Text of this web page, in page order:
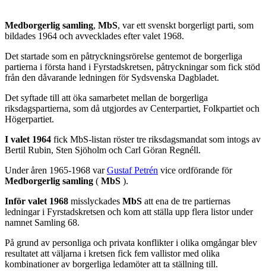
Medborgerlig samling, MbS, var ett svenskt borgerligt parti, som
bildades 1964 och avvecklades efter valet 1968.
Det startade som en påtryckningsrörelse gentemot de borgerliga
partierna i första hand i Fyrstadskretsen, påtryckningar som fick stöd
från den dåvarande ledningen för Sydsvenska Dagbladet.
Det syftade till att öka samarbetet mellan de borgerliga
riksdagspartierna, som då utgjordes av Centerpartiet, Folkpartiet och
Högerpartiet.
I valet 1964 fick MbS-listan röster tre riksdagsmandat som intogs av
Bertil Rubin, Sten Sjöholm och Carl Göran Regnéll.
Under åren 1965-1968 varGustaf Petrén vice ordförande för
Medborgerlig samling ( MbS ).
Inför valet 1968 misslyckades MbS att ena de tre partiernas
ledningar i Fyrstadskretsen och kom att ställa upp flera listor under
namnet Samling 68.
På grund av personliga och privata konflikter i olika omgångar blev
resultatet att väljarna i kretsen fick fem vallistor med olika
kombinationer av borgerliga ledamöter att ta ställning till.